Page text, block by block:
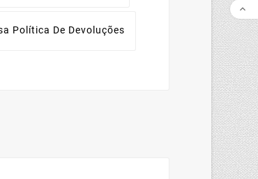
Política De Devoluções
